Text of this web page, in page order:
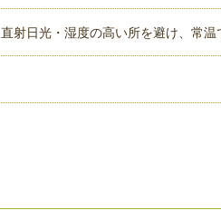
直射日光・湿度の高い所を避け、常温